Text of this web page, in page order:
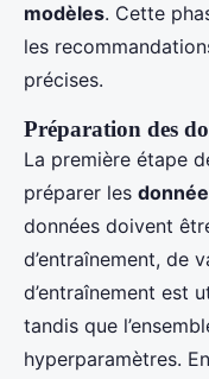
modèles. Cette
les
précises.
Préparation des
La première étape
préparer les
données doivent
d’entraînement, de
d’entraînement est
tandis que
hyperparamètres.